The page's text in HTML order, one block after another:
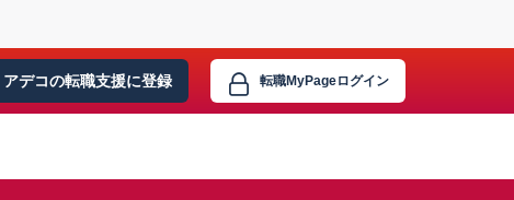
アデコの転職支援に登録 転職MyPageログイン